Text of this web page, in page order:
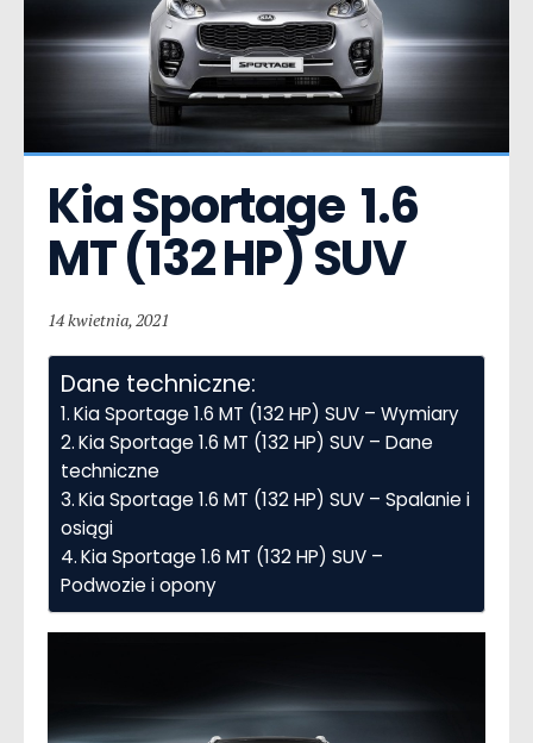
Kia Sportage  1.6
MT (132 HP) SUV
14 kwietnia, 2021
Dane techniczne:
Kia Sportage 1.6 MT (132 HP) SUV – Wymiary
Kia Sportage 1.6 MT (132 HP) SUV – Dane
techniczne
Kia Sportage 1.6 MT (132 HP) SUV – Spalanie i
osiągi
Kia Sportage 1.6 MT (132 HP) SUV –
Podwozie i opony